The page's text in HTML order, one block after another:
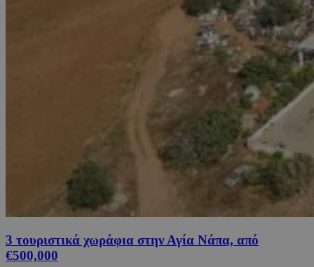
3 τουριστικά χωράφια στην Αγία Νάπα, από
€500,000